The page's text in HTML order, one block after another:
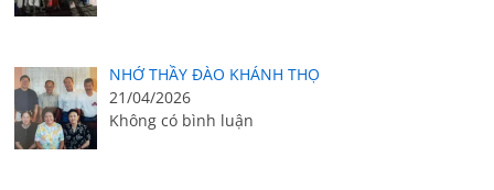
NHỚ THẦY ĐÀO KHÁNH THỌ
21/04/2026
Không có bình luận